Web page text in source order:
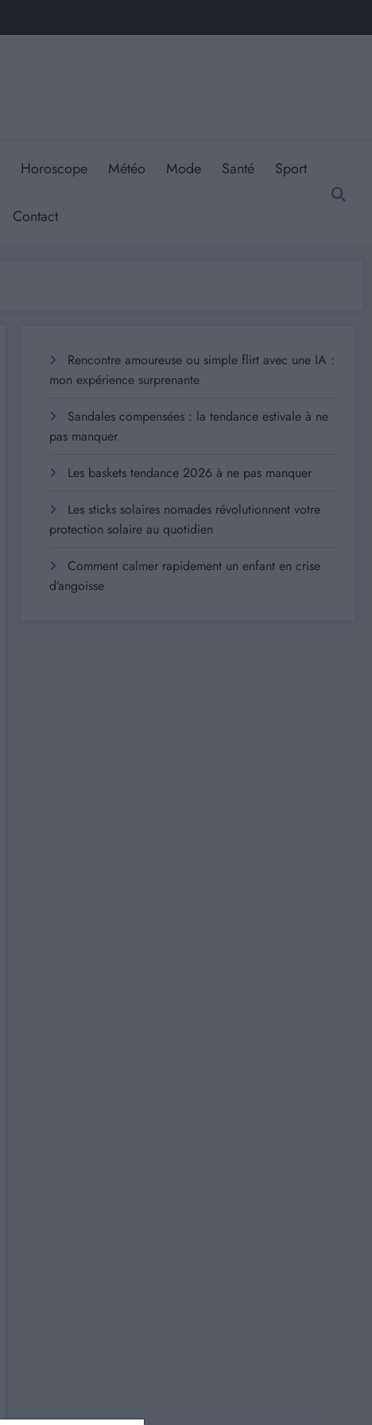
Horoscope Météo Mode Santé Sport
Contact
Rencontre amoureuse ou simple flirt avec une IA :
mon expérience surprenante
Sandales compensées : la tendance estivale à ne
pas manquer
Les baskets tendance 2026 à ne pas manquer
Les sticks solaires nomades révolutionnent votre
protection solaire au quotidien
Comment calmer rapidement un enfant en crise
d’angoisse